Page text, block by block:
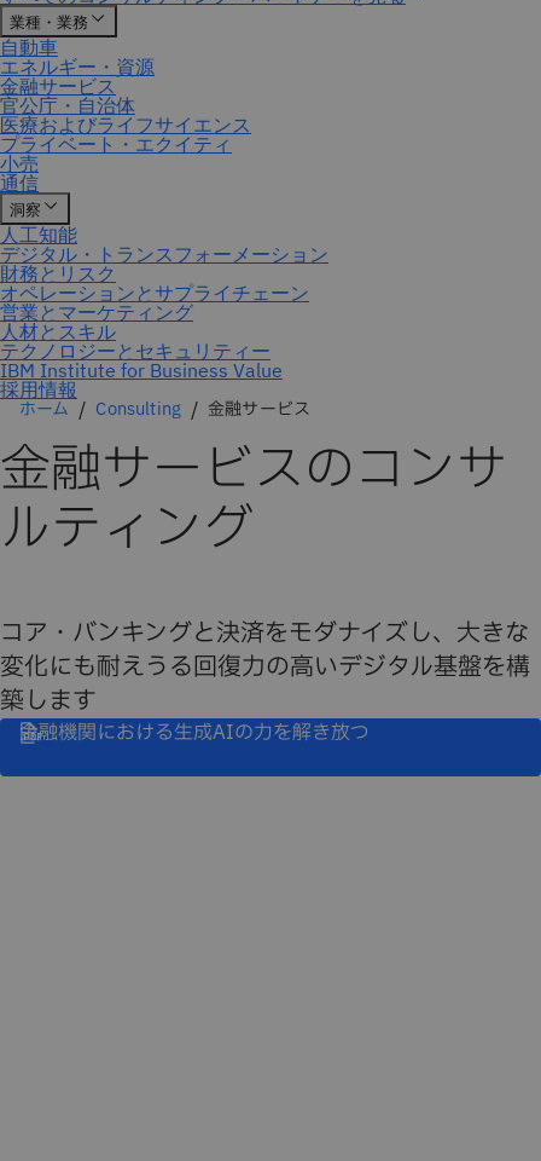
ホーム Consulting 金融サービス
金融サービスのコンサ
ルティング
コア・バンキングと決済をモダナイズし、大きな
変化にも耐えうる回復力の高いデジタル基盤を構
築します
金融機関における生成AIの力を解き放つ